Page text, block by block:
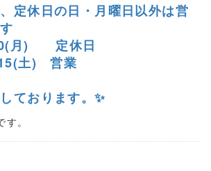
定休日の日・月曜日以外は営
月) 定休日
土) 営業
ております。✨
。